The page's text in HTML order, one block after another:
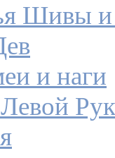
Шивы
и наги